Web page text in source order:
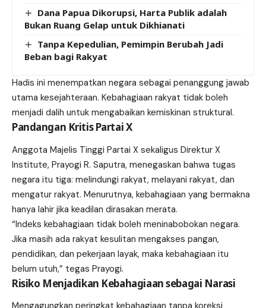
Dana Papua Dikorupsi, Harta Publik adalah
Bukan Ruang Gelap untuk Dikhianati
Tanpa Kepedulian, Pemimpin Berubah Jadi
Beban bagi Rakyat
Hadis ini menempatkan negara sebagai penanggung jawab
utama kesejahteraan. Kebahagiaan rakyat tidak boleh
menjadi dalih untuk mengabaikan kemiskinan struktural.
Pandangan Kritis Partai X
Anggota Majelis Tinggi Partai X sekaligus Direktur X
Institute, Prayogi R. Saputra, menegaskan bahwa tugas
negara itu tiga: melindungi rakyat, melayani rakyat, dan
mengatur rakyat. Menurutnya, kebahagiaan yang bermakna
hanya lahir jika keadilan dirasakan merata.
“Indeks kebahagiaan tidak boleh meninabobokan negara.
Jika masih ada rakyat kesulitan mengakses pangan,
pendidikan, dan pekerjaan layak, maka kebahagiaan itu
belum utuh,” tegas Prayogi.
Risiko Menjadikan Kebahagiaan sebagai Narasi